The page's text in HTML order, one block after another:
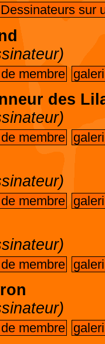
sur
membre
des
membre
membre
membre
membre